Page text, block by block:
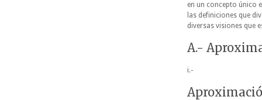
en un concepto único
las definiciones que
diversas visiones que
A.-
i.-